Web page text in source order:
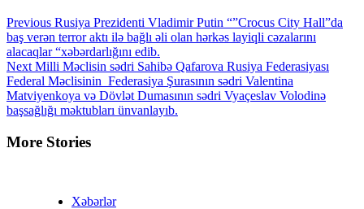
Continue
Reading
Previous Rusiya Prezidenti Vladimir Putin “”Crocus City Hall”da
baş verən terror aktı ilə bağlı əli olan hərkəs layiqli cəzalarını
alacaqlar “xəbərdarlığını edib.
NextMilli Məclisin sədri Sahibə Qafarova Rusiya Federasiyası
Federal Məclisinin Federasiya Şurasının sədri Valentina
Matviyenkoya və Dövlət Dumasının sədri Vyaçeslav Volodinə
başsağlığı məktubları ünvanlayıb.
More Stories
Xəbərlər